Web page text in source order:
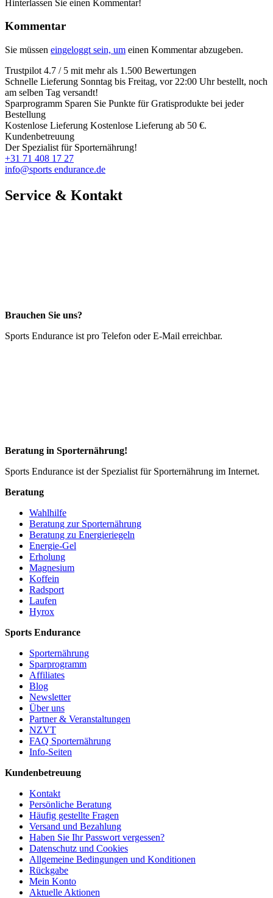
Hinterlassen Sie einen Kommentar!
Kommentar
Sie müssen eingeloggt sein, um einen Kommentar abzugeben.
Trustpilot 4.7 / 5 mit mehr als 1.500 Bewertungen
Schnelle Lieferung Sonntag bis Freitag, vor 22:00 Uhr bestellt, noch
am selben Tag versandt!
Sparprogramm Sparen Sie Punkte für Gratisprodukte bei jeder
Bestellung
Kostenlose Lieferung Kostenlose Lieferung ab 50 €.
Kundenbetreuung
Der Spezialist für Sporternährung!
+31 71 408 17 27
info@sports endurance.de
Service & Kontakt
Brauchen Sie uns?
Sports Endurance ist pro Telefon oder E-Mail erreichbar.
Beratung in Sporternährung!
Sports Endurance ist der Spezialist für Sporternährung im Internet.
Beratung
Wahlhilfe
Beratung zur Sporternährung
Beratung zu Energieriegeln
Energie-Gel
Erholung
Magnesium
Koffein
Radsport
Laufen
Hyrox
Sports Endurance
Sporternährung
Sparprogramm
Affiliates
Blog
Newsletter
Über uns
Partner & Veranstaltungen
NZVT
FAQ Sporternährung
Info-Seiten
Kundenbetreuung
Kontakt
Persönliche Beratung
Häufig gestellte Fragen
Versand und Bezahlung
Haben Sie Ihr Passwort vergessen?
Datenschutz und Cookies
Allgemeine Bedingungen und Konditionen
Rückgabe
Mein Konto
Aktuelle Aktionen